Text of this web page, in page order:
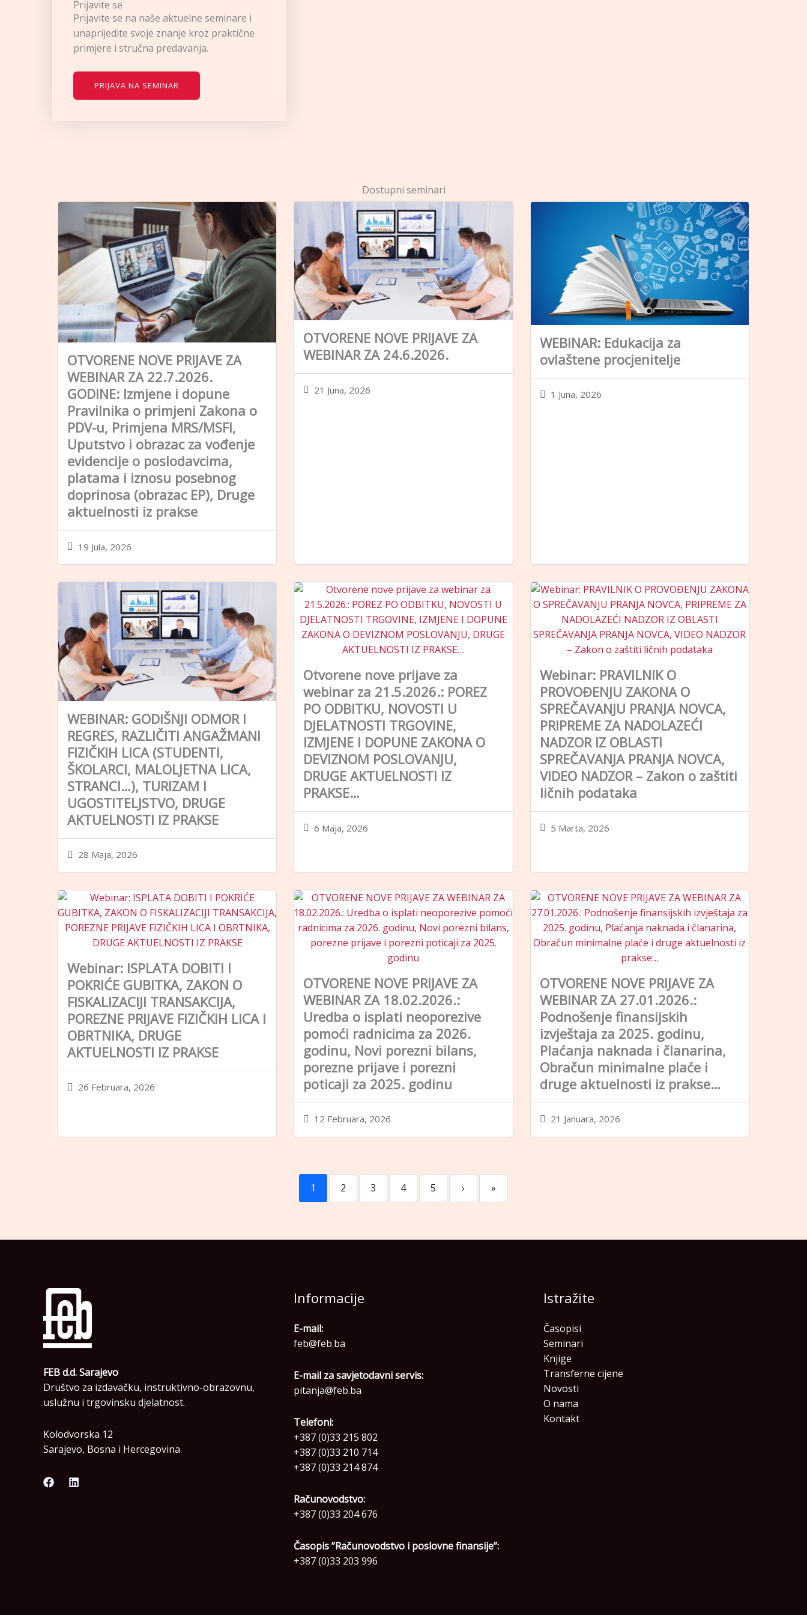
Prijavite se
Prijavite se na naše aktuelne seminare i
unaprijedite svoje znanje kroz praktične
primjere i stručna predavanja.
PRIJAVA NA SEMINAR
Dostupni seminari
OTVORENE NOVE PRIJAVE ZA
WEBINAR ZA 22.7.2026.
GODINE: Izmjene i dopune
Pravilnika o primjeni Zakona o
PDV-u, Primjena MRS/MSFI,
Uputstvo i obrazac za vođenje
evidencije o poslodavcima,
platama i iznosu posebnog
doprinosa (obrazac EP), Druge
aktuelnosti iz prakse
19 Jula, 2026
OTVORENE NOVE PRIJAVE ZA
WEBINAR ZA 24.6.2026.
21 Juna, 2026
WEBINAR: Edukacija za
ovlaštene procjenitelje
1 Juna, 2026
WEBINAR: GODIŠNJI ODMOR I
REGRES, RAZLIČITI ANGAŽMANI
FIZIČKIH LICA (STUDENTI,
ŠKOLARCI, MALOLJETNA LICA,
STRANCI…), TURIZAM I
UGOSTITELJSTVO, DRUGE
AKTUELNOSTI IZ PRAKSE
28 Maja, 2026
Otvorene nove prijave za
webinar za 21.5.2026.: POREZ
PO ODBITKU, NOVOSTI U
DJELATNOSTI TRGOVINE,
IZMJENE I DOPUNE ZAKONA O
DEVIZNOM POSLOVANJU,
DRUGE AKTUELNOSTI IZ
PRAKSE…
6 Maja, 2026
Webinar: PRAVILNIK O
PROVOĐENJU ZAKONA O
SPREČAVANJU PRANJA NOVCA,
PRIPREME ZA NADOLAZEĆI
NADZOR IZ OBLASTI
SPREČAVANJA PRANJA NOVCA,
VIDEO NADZOR – Zakon o zaštiti
ličnih podataka
5 Marta, 2026
Webinar: ISPLATA DOBITI I
POKRIĆE GUBITKA, ZAKON O
FISKALIZACIJI TRANSAKCIJA,
POREZNE PRIJAVE FIZIČKIH LICA I
OBRTNIKA, DRUGE
AKTUELNOSTI IZ PRAKSE
26 Februara, 2026
OTVORENE NOVE PRIJAVE ZA
WEBINAR ZA 18.02.2026.:
Uredba o isplati neoporezive
pomoći radnicima za 2026.
godinu, Novi porezni bilans,
porezne prijave i porezni
poticaji za 2025. godinu
12 Februara, 2026
OTVORENE NOVE PRIJAVE ZA
WEBINAR ZA 27.01.2026.:
Podnošenje finansijskih
izvještaja za 2025. godinu,
Plaćanja naknada i članarina,
Obračun minimalne plaće i
druge aktuelnosti iz prakse…
21 Januara, 2026
1 2 3 4 5 › »
FEB d.d. Sarajevo
Društvo za izdavačku, instruktivno-obrazovnu,
uslužnu i trgovinsku djelatnost.
Kolodvorska 12
Sarajevo, Bosna i Hercegovina
Informacije
E-mail:
feb@feb.ba
E-mail za savjetodavni servis:
pitanja@feb.ba
Telefoni:
+387 (0)33 215 802
+387 (0)33 210 714
+387 (0)33 214 874
Računovodstvo:
+387 (0)33 204 676
Časopis ”Računovodstvo i poslovne finansije”:
+387 (0)33 203 996
Istražite
Časopisi
Seminari
Knjige
Transferne cijene
Novosti
O nama
Kontakt